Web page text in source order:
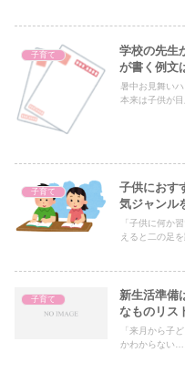
子育て
学校の先生
が書く例文
暑中お見舞い
本来は子供が
子育て
子供におす
気ジャンル
「子供に何か
えると二の足
子育て
新生活準備
なものリス
「来月から子
かわからない…